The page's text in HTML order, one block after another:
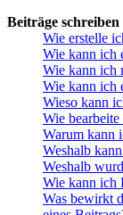
Beiträge schreiben
Wie erstelle
Wie kann ich
Wie kann ich
Wie kann ich
Wieso kann
Wie
Warum kann
Weshalb
Weshalb
Wie kann ich
Was bewirkt